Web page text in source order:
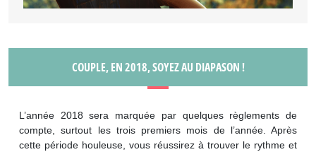
COUPLE, EN 2018, SOYEZ AU DIAPASON !
L’année 2018 sera marquée par quelques règlements de
compte, surtout les trois premiers mois de l’année. Après
cette période houleuse, vous réussirez à trouver le rythme et